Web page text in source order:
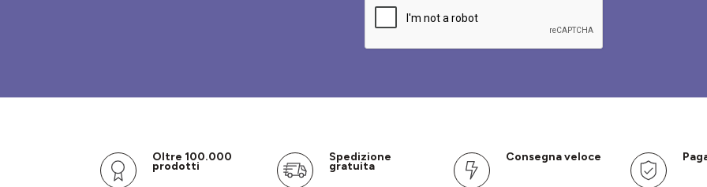
Oltre 100.000
prodotti
Spedizione
gratuita
Consegna veloce